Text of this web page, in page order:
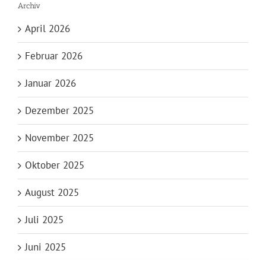
Archiv
April 2026
Februar 2026
Januar 2026
Dezember 2025
November 2025
Oktober 2025
August 2025
Juli 2025
Juni 2025